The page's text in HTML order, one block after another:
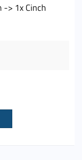
-> 1x Cinch